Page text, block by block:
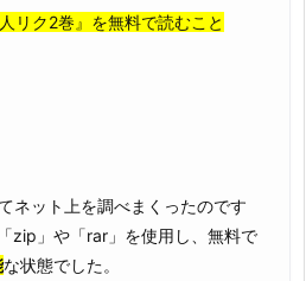
リク2巻』を無料で読むこと
ネット上を調べまくったのです
zip」や「rar」を使用し、無料で
な状態でした。